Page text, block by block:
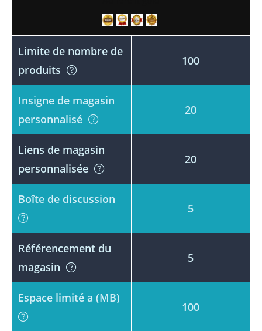
Limite de nombre de
produits
Insigne de magasin
personnalisé
Liens de magasin
personnalisée
Boîte de discussion
Référencement du
magasin
Espace limité a (MB)
100
20
20
5
5
100